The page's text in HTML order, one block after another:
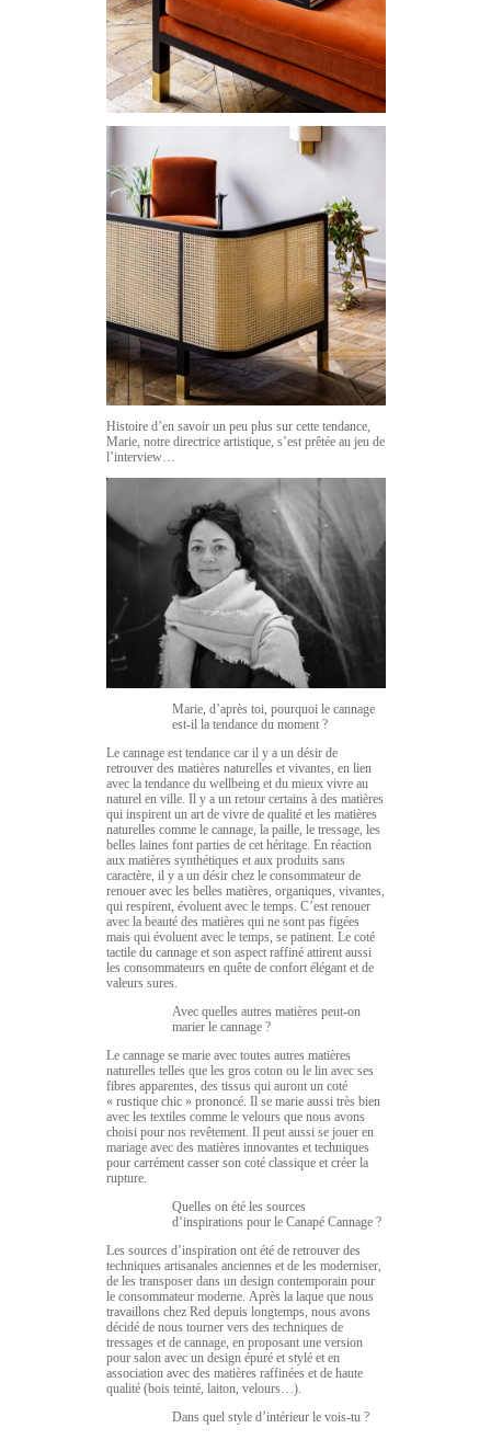
Histoire d’en savoir un peu plus sur cette tendance,
Marie, notre directrice artistique, s’est prêtée au jeu de
l’interview…
Marie, d’après toi, pourquoi le cannage
est-il la tendance du moment ?
Le cannage est tendance car il y a un désir de
retrouver des matières naturelles et vivantes, en lien
avec la tendance du wellbeing et du mieux vivre au
naturel en ville. Il y a un retour certains à des matières
qui inspirent un art de vivre de qualité et les matières
naturelles comme le cannage, la paille, le tressage, les
belles laines font parties de cet héritage. En réaction
aux matières synthétiques et aux produits sans
caractère, il y a un désir chez le consommateur de
renouer avec les belles matières, organiques, vivantes,
qui respirent, évoluent avec le temps. C’est renouer
avec la beauté des matières qui ne sont pas figées
mais qui évoluent avec le temps, se patinent. Le coté
tactile du cannage et son aspect raffiné attirent aussi
les consommateurs en quête de confort élégant et de
valeurs sures.
Avec quelles autres matières peut-on
marier le cannage ?
Le cannage se marie avec toutes autres matières
naturelles telles que les gros coton ou le lin avec ses
fibres apparentes, des tissus qui auront un coté
« rustique chic » prononcé. Il se marie aussi très bien
avec les textiles comme le velours que nous avons
choisi pour nos revêtement. Il peut aussi se jouer en
mariage avec des matières innovantes et techniques
pour carrément casser son coté classique et créer la
rupture.
Quelles on été les sources
d’inspirations pour le Canapé Cannage ?
Les sources d’inspiration ont été de retrouver des
techniques artisanales anciennes et de les moderniser,
de les transposer dans un design contemporain pour
le consommateur moderne. Après la laque que nous
travaillons chez Red depuis longtemps, nous avons
décidé de nous tourner vers des techniques de
tressages et de cannage, en proposant une version
pour salon avec un design épuré et stylé et en
association avec des matières raffinées et de haute
qualité (bois teinté, laiton, velours…).
Dans quel style d’intérieur le vois-tu ?